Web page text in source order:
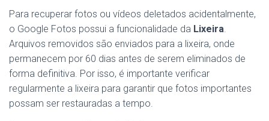
Para recuperar fotos ou vídeos deletados acidentalmente,
o Google Fotos possui a funcionalidade da Lixeira.
Arquivos removidos são enviados para a lixeira, onde
permanecem por 60 dias antes de serem eliminados de
forma definitiva. Por isso, é importante verificar
regularmente a lixeira para garantir que fotos importantes
possam ser restauradas a tempo.